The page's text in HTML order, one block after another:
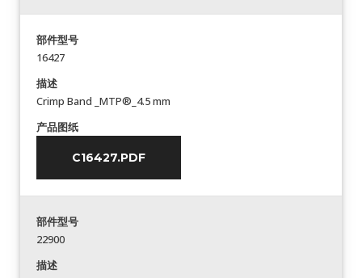
部件型号
16427
描述
Crimp Band _MTP®_4.5 mm
产品图纸
C16427.PDF
部件型号
22900
描述